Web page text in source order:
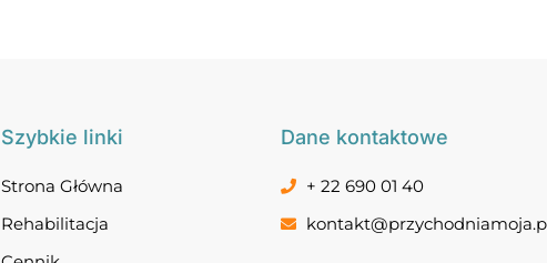
Szybkie linki
Strona Główna
Rehabilitacja
Dane kontaktowe
+ 22 690 01 40